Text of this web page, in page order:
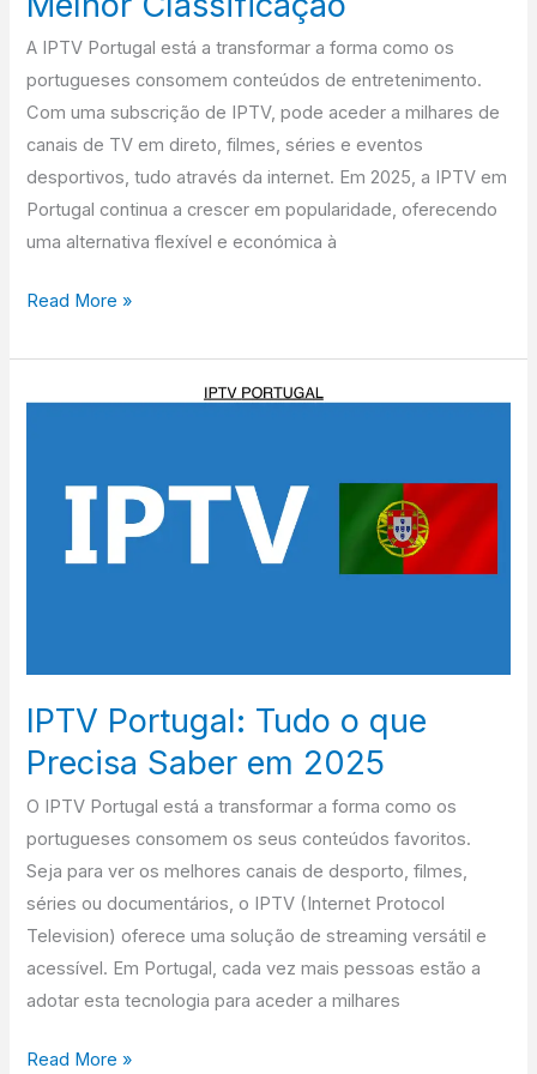
A IPTV Portugal está a transformar a forma como os
portugueses consomem conteúdos de entretenimento.
Com uma subscrição de IPTV, pode aceder a milhares de
canais de TV em direto, filmes, séries e eventos
desportivos, tudo através da internet. Em 2025, a IPTV em
Portugal continua a crescer em popularidade, oferecendo
uma alternativa flexível e económica à
Read More »
IPTV Portugal: Tudo o que
Precisa Saber em 2025
O IPTV Portugal está a transformar a forma como os
portugueses consomem os seus conteúdos favoritos.
Seja para ver os melhores canais de desporto, filmes,
séries ou documentários, o IPTV (Internet Protocol
Television) oferece uma solução de streaming versátil e
acessível. Em Portugal, cada vez mais pessoas estão a
adotar esta tecnologia para aceder a milhares
IPTV
Precisa
Read More »